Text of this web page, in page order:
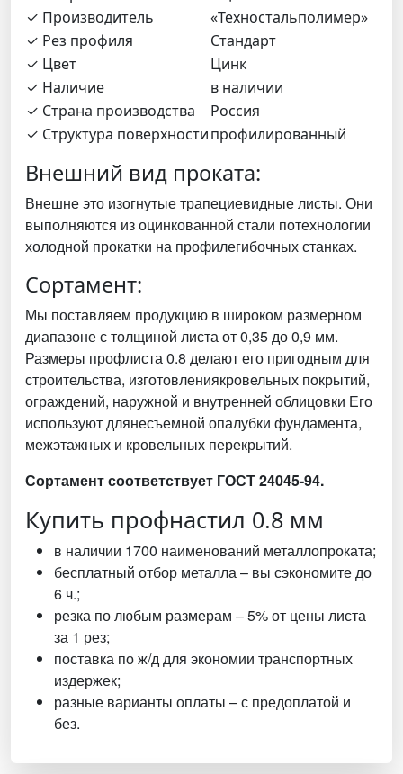
✓ Производитель
«Техностальполимер»
✓ Рез профиля
Стандарт
✓ Цвет
Цинк
✓ Наличие
в наличии
✓ Страна производства
Россия
✓ Структура поверхностипрофилированный
Внешний вид проката:
Внешне это изогнутые трапециевидные листы. Они
выполняются из оцинкованной стали потехнологии
холодной прокатки на профилегибочных станках.
Сортамент:
Мы поставляем продукцию в широком размерном
диапазоне с толщиной листа от 0,35 до 0,9 мм.
Размеры профлиста 0.8 делают его пригодным для
строительства, изготовлениякровельных покрытий,
ограждений, наружной и внутренней облицовки Его
используют длянесъемной опалубки фундамента,
межэтажных и кровельных перекрытий.
Сортамент соответствует ГОСТ 24045-94.
Купить профнастил 0.8 мм
в наличии 1700 наименований металлопроката;
бесплатный отбор металла – вы сэкономите до
6 ч.;
резка по любым размерам – 5% от цены листа
за 1 рез;
поставка по ж/д для экономии транспортных
издержек;
разные варианты оплаты – с предоплатой и
без.